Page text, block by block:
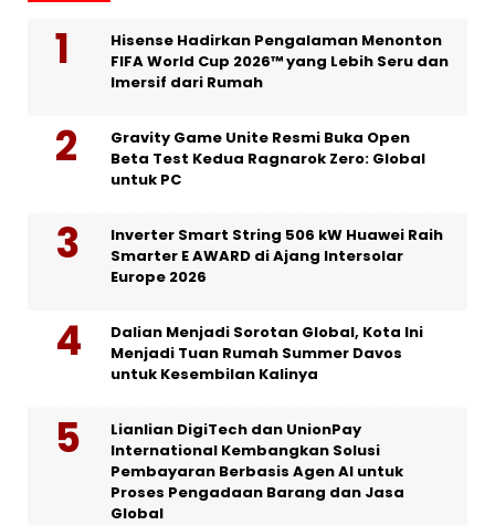
Hisense Hadirkan Pengalaman Menonton
FIFA World Cup 2026™ yang Lebih Seru dan
Imersif dari Rumah
Gravity Game Unite Resmi Buka Open
Beta Test Kedua Ragnarok Zero: Global
untuk PC
Inverter Smart String 506 kW Huawei Raih
Smarter E AWARD di Ajang Intersolar
Europe 2026
Dalian Menjadi Sorotan Global, Kota Ini
Menjadi Tuan Rumah Summer Davos
untuk Kesembilan Kalinya
Lianlian DigiTech dan UnionPay
International Kembangkan Solusi
Pembayaran Berbasis Agen AI untuk
Proses Pengadaan Barang dan Jasa
Global